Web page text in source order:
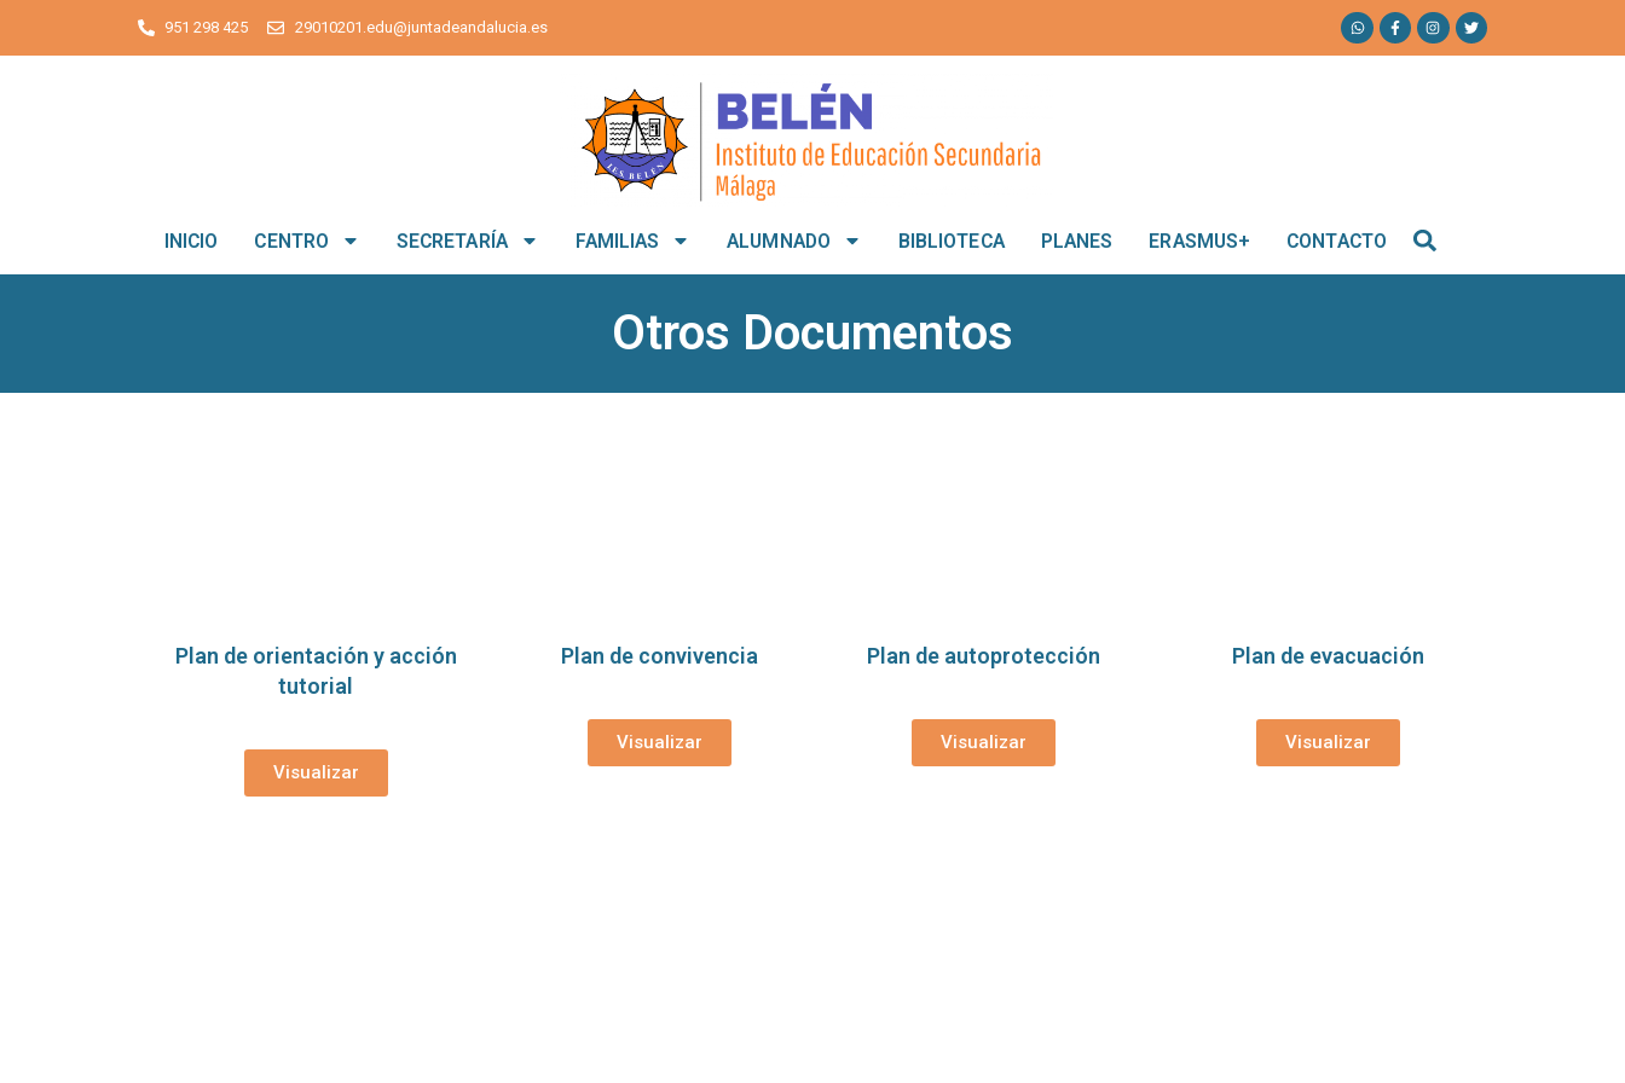
951 298 425 29010201.edu@juntadeandalucia.es
INICIO CENTRO SECRETARÍA FAMILIAS ALUMNADO BIBLIOTECA PLANES ERASMUS+ CONTACTO
Otros Documentos
Plan de orientación y acción
tutorial
Visualizar
Plan de convivencia
Visualizar
Plan de autoprotección
Visualizar
Plan de evacuación
Visualizar